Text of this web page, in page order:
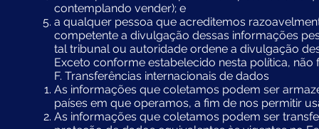
contemplando vender); e
a qualquer pessoa que acreditemos
competente a divulgação dessas informações
tal tribunal ou autoridade ordene a divulgação
Exceto conforme estabelecido nesta política,
F. Transferências internacionais de dados
As informações que coletamos podem ser
países em que operamos, a fim de nos permitir
As informações que coletamos podem ser